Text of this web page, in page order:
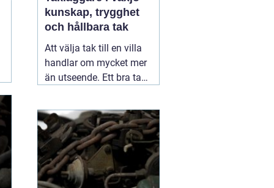
kunskap, trygghet
och hållbara tak
Att välja tak till en villa
handlar om mycket mer
än utseende. Ett bra tak
snö, blåst och fukt, och
påverkar både
inomhusklimat och
ekonomi. I en stad med
skiftande väder som
Växjö blir valet av